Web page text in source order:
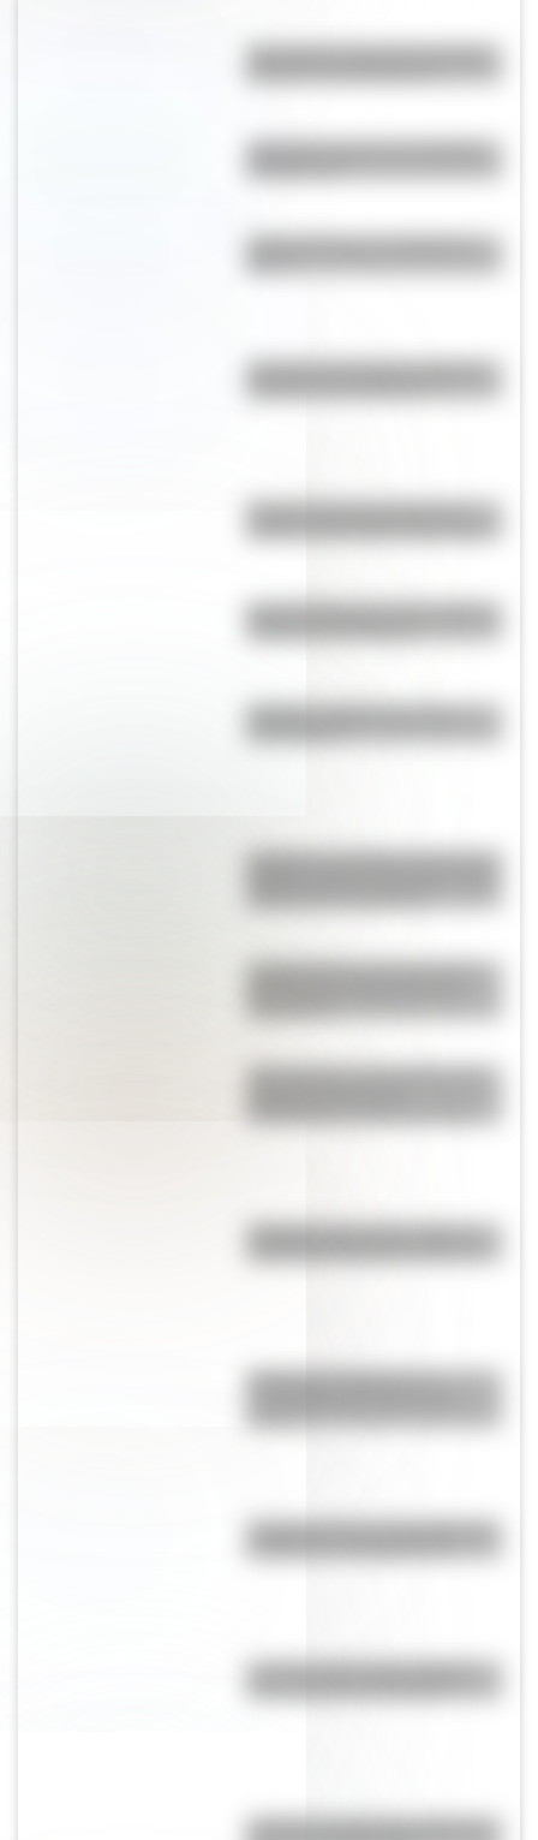
¿Por qué la selección de vóley
se llama "Las Panteras"?
¿Por qué el barrio de Caballito
¿Por qué Corea se dividió en
dos?
¿Por qué caminamos mientras
Poncho Via, el buey con los
Mar del Plata en los 70: reviví el
Mafalda: ¿Quiénes son sus
Hyperion es el árbol más alto del
¿Sabías que la duna más alta
Argentina?
"Don Nicola", la historieta que
"Dibujitos eran los de antes":
caricaturas famosas en los 70
Diadema de Filipinas: el
¿Cuántos éxitos de Hollywood
¿Cuáles son las 10 ciudades
¿Cuál es la diferencia entre las